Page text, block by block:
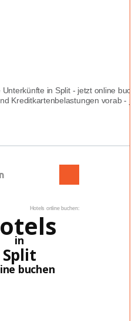
in Split - jetzt online
Kreditkartenbelastungen vorab -
Hotels online buchen:
in
Split
buchen